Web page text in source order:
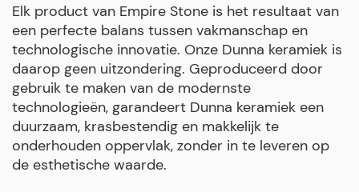
Elk product van Empire Stone is het resultaat van
een perfecte balans tussen vakmanschap en
technologische innovatie. Onze Dunna keramiek is
daarop geen uitzondering. Geproduceerd door
gebruik te maken van de modernste
technologieën, garandeert Dunna keramiek een
duurzaam, krasbestendig en makkelijk te
onderhouden oppervlak, zonder in te leveren op
de esthetische waarde.